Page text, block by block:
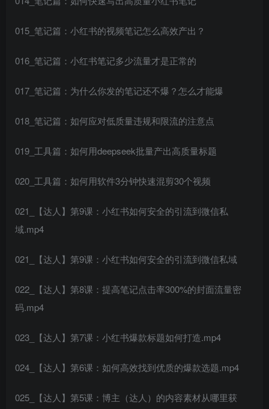
015_笔记篇：小红书的视频笔记怎么高效产出？
016_笔记篇：小红书笔记多少流量才是正常的
017_笔记篇：为什么你发的笔记还不爆？怎么才能爆
018_笔记篇：如何应对低质量违规和限流的注意点
019_工具篇：如何用deepseek批量产出高质量标题
020_工具篇：如何用软件3分钟快速混剪30个视频
021_【达人】第9课：小红书如何安全的引流到微信私
域.mp4
021_【达人】第9课：小红书如何安全的引流到微信私域
022_【达人】第8课：提高笔记点击率300%的封面流量密
码.mp4
023_【达人】第7课：小红书爆款标题如何打造.mp4
024_【达人】第6课：如何高效找到优质的爆款选题.mp4
025_【达人】第5课：博主（达人）的内容素材从哪里获